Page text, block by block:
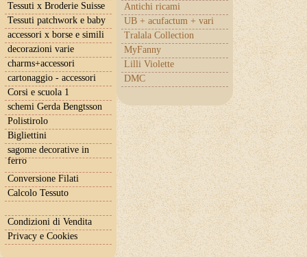
Antichi ricami
UB + acufactum + vari
Tralala Collection
MyFanny
Lilli Violette
DMC
Tessuti x Broderie Suisse
Tessuti patchwork e baby
accessori x borse e simili
decorazioni varie
charms+accessori
cartonaggio - accessori
Corsi e scuola 1
schemi Gerda Bengtsson
Polistirolo
Bigliettini
sagome decorative in
ferro
Conversione Filati
Calcolo Tessuto
Condizioni di Vendita
Privacy e Cookies